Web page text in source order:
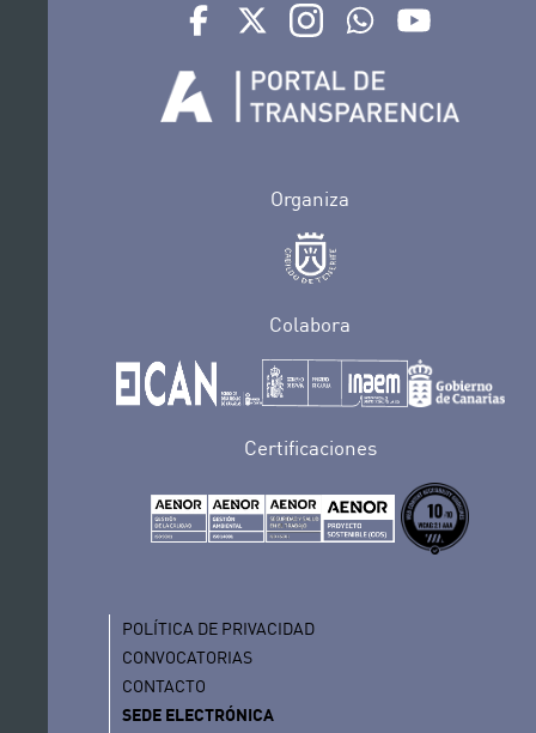
Ir a perfil de Auditorio de Tenerife en
Ir a perfil de Auditorio de Tenerife
Ir a perfil de Auditorio de
Ir al Boletín
Organiza
Colabora
Certificaciones
POLÍTICA DE PRIVACIDAD
CONVOCATORIAS
CONTACTO
SEDE ELECTRÓNICA